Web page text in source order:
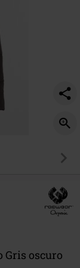
Gris oscuro